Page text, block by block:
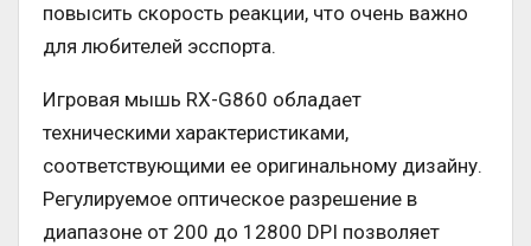
повысить скорость реакции, что очень важно
для любителей эсспорта.
Игровая мышь RX-G860 обладает
техническими характеристиками,
соответствующими ее оригинальному дизайну.
Регулируемое оптическое разрешение в
диапазоне от 200 до 12800 DPI позволяет